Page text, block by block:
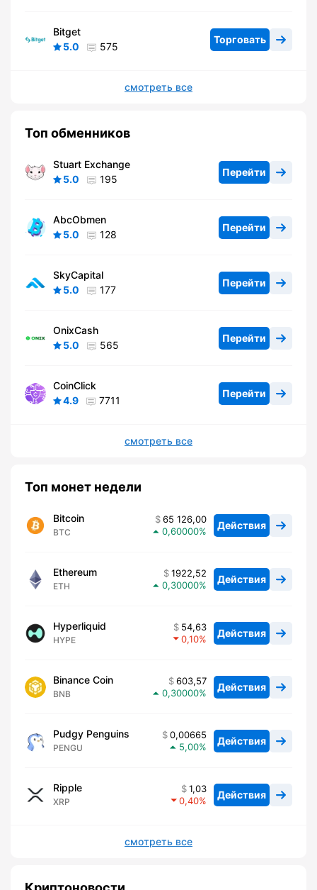
Bitget
5.0
575
Торговать
смотреть все
Топ обменников
Stuart Exchange
5.0
195
Перейти
AbcObmen
5.0
128
Перейти
SkyCapital
5.0
177
Перейти
OnixCash
5.0
565
Перейти
CoinClick
4.9
7711
Перейти
смотреть все
Топ монет недели
Bitcoin
BTC
65 126,00
0,60000
Действия
Ethereum
ETH
1922,52
0,30000
Действия
Hyperliquid
HYPE
54,63
0,10
Действия
Binance Coin
BNB
603,57
0,30000
Действия
Pudgy Penguins
PENGU
0,00665
5,00
Действия
Ripple
XRP
1,03
0,40
Действия
смотреть все